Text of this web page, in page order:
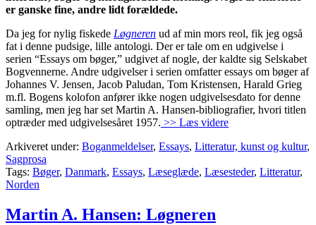
er ganske fine, andre lidt forældede.
Da jeg for nylig fiskede Løgneren ud af min mors reol, fik jeg også
fat i denne pudsige, lille antologi. Der er tale om en udgivelse i
serien “Essays om bøger,” udgivet af nogle, der kaldte sig Selskabet
Bogvennerne. Andre udgivelser i serien omfatter essays om bøger af
Johannes V. Jensen, Jacob Paludan, Tom Kristensen, Harald Grieg
m.fl. Bogens kolofon anfører ikke nogen udgivelsesdato for denne
samling, men jeg har set Martin A. Hansen-bibliografier, hvori titlen
optræder med udgivelsesåret 1957. >> Læs videre
Arkiveret under: Boganmeldelser, Essays, Litteratur, kunst og kultur,
Sagprosa
Tags: Bøger, Danmark, Essays, Læseglæde, Læsesteder, Litteratur,
Norden
Martin A. Hansen: Løgneren